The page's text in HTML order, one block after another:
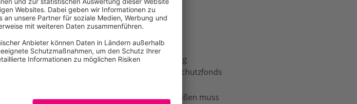
angehören. Voraussetzung dafür ist eine
beim WWF: „Die finanzielle Ausstattung ist völlig
für die Einrichtung eines EU-Naturschutzfonds
Milliarden Euro jährlich zur Umsetzung der EU-
Bau und der Unterhaltung von Bundesfernstraßen muss